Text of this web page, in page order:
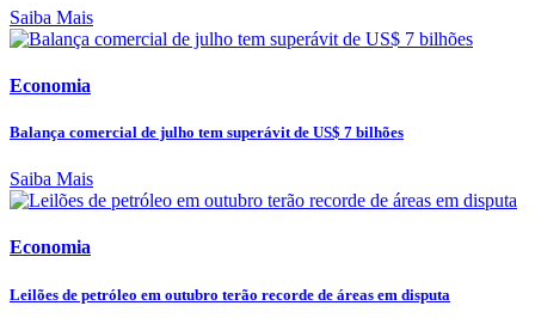
Saiba Mais
Economia
Balança comercial de julho tem superávit de US$ 7 bilhões
Saiba Mais
Economia
Leilões de petróleo em outubro terão recorde de áreas em disputa